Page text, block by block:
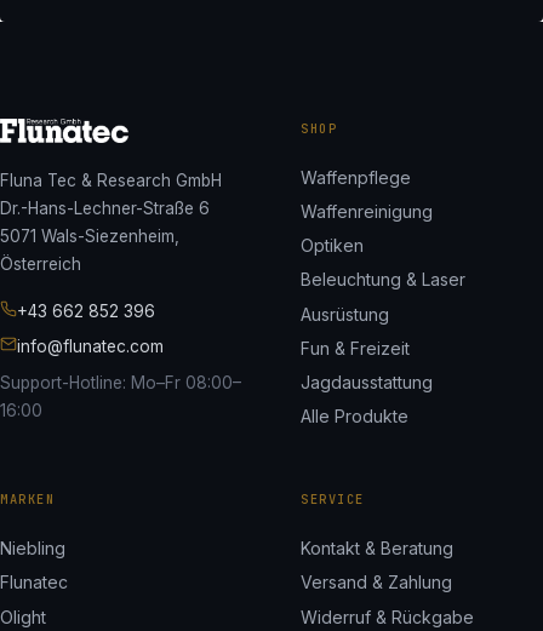
Fluna Tec & Research GmbH
Dr.-Hans-Lechner-Straße 6
5071 Wals-Siezenheim,
Österreich
+43 662 852 396
info@flunatec.com
Support-Hotline: Mo–Fr 08:00–
16:00
SHOP
Waffenpflege
Waffenreinigung
Optiken
Beleuchtung & Laser
Ausrüstung
Fun & Freizeit
Jagdausstattung
Alle Produkte
MARKEN
Niebling
Flunatec
Olight
SERVICE
Kontakt & Beratung
Versand & Zahlung
Widerruf & Rückgabe